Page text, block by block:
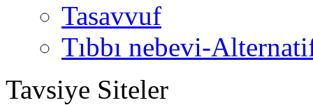
Tasavvuf
Tıbbı nebevi-
Tavsiye Siteler